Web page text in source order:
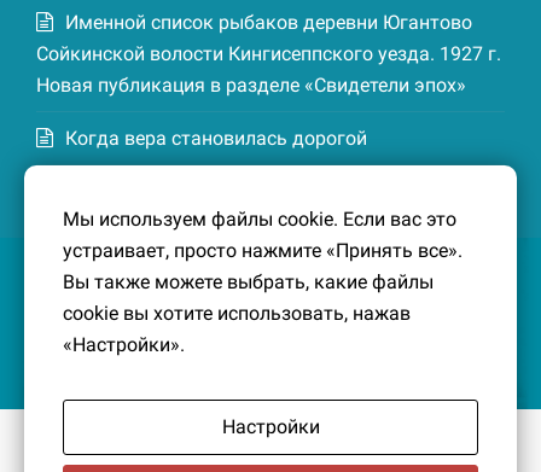
Именной список рыбаков деревни Югантово
Сойкинской волости Кингисеппского уезда. 1927 г.
Новая публикация в разделе «Свидетели эпох»
Когда вера становилась дорогой
Котельской волости Кингисеппского уезда. 1926-
27 гг. Новая публикация в разделе «Свидетели
эпох»
Мы используем файлы cookie. Если вас это
устраивает, просто нажмите «Принять все».
Вы также можете выбрать, какие файлы
cookie вы хотите использовать, нажав
«Настройки».
Настройки